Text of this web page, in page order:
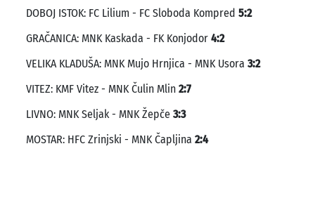
DOBOJ ISTOK: FC Lilium - FC Sloboda Kompred 5:2
GRAČANICA: MNK Kaskada - FK Konjodor 4:2
VELIKA KLADUŠA: MNK Mujo Hrnjica - MNK Usora 3:2
VITEZ: KMF Vitez - MNK Čulin Mlin 2:7
LIVNO: MNK Seljak - MNK Žepče 3:3
MOSTAR: HFC Zrinjski - MNK Čapljina 2:4